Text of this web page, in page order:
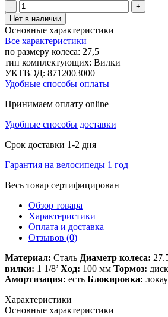
-
+
Нет в наличии
Основные характеристики
Все характеристики
по размеру колеса: 27,5
тип комплектующих: Вилки
УКТВЭД: 8712003000
Удобные способы оплаты
Принимаем оплату online
Удобные способы доставки
Срок доставки 1-2 дня
Гарантия на велосипеды 1 год
Весь товар сертифицирован
Обзор товара
Характеристики
Оплата и доставка
Отзывов (0)
Материал: Сталь Диаметр колеса:
вилки: 1 1/8’ Ход: 100 мм Тормоз:
Амортизация: есть Блокировка:
Характеристики
Основные характеристики